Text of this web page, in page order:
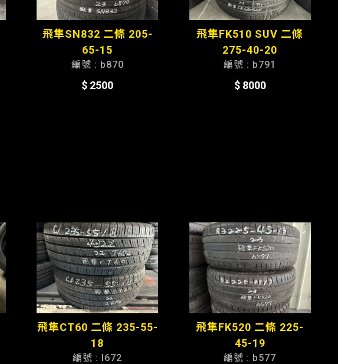
飛隼SN832 二條 205-
65-15
編號 : b870
$ 2500
飛隼FK510 SUV 二條
275-40-20
編號 : b791
$ 8000
飛隼CT60 二條 235-55-
18
編號 : I672
飛隼FK520 二條 225-
45-19
編號 : b577